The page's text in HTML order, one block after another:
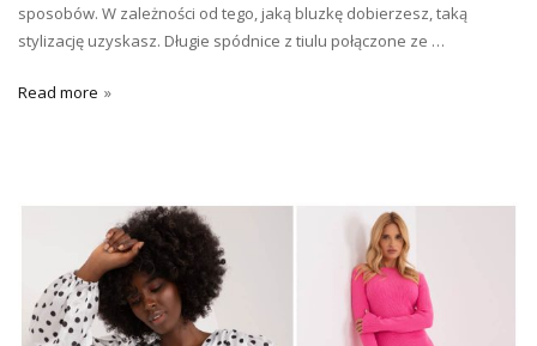
sposobów. W zależności od tego, jaką bluzkę dobierzesz, taką
stylizację uzyskasz. Długie spódnice z tiulu połączone ze …
Read more